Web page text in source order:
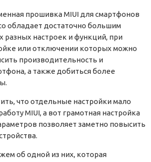
прошивка MIUI для смартфонов
обладает достаточно большим
разных настроек и функций, при
или отключении которых можно
производительность и
а также добиться более
что отдельные настройки мало
MIUI, а вот грамотная настройка
позволяет заметно повысить
об одной из них, которая